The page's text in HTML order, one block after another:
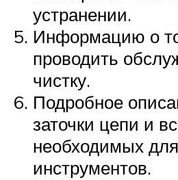
устранении.
Информацию о
проводить
чистку.
Подробное
заточки цепи и
необходимых для
инструментов.